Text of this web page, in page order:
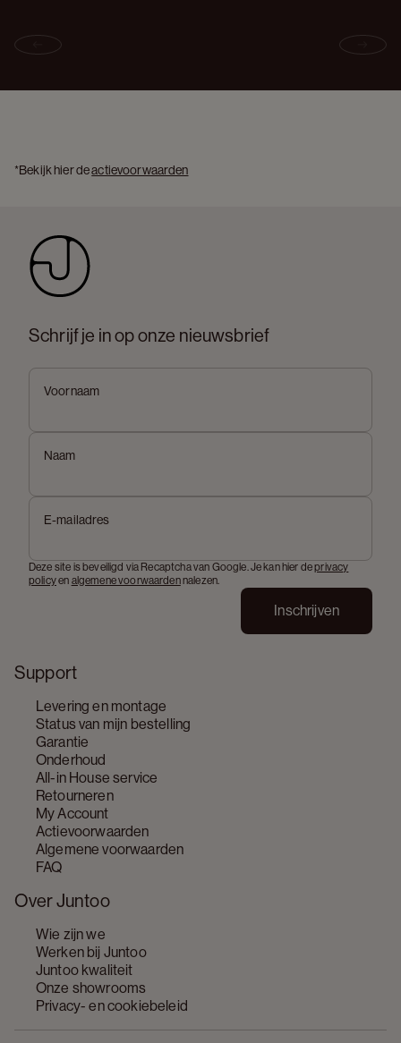
Previous slide Next
*Bekijk hier de actievoorwaarden
Support
Levering en montage
Status van mijn bestelling
Garantie
Onderhoud
All-in House service
Retourneren
My Account
Actievoorwaarden
Algemene voorwaarden
FAQ
Over Juntoo
Wie zijn we
Werken bij Juntoo
Juntoo kwaliteit
Onze showrooms
Privacy- en cookiebeleid
Schrijf je in op onze nieuwsbrief
Voornaam
Naam
E-mailadres
Deze site is beveiligd via Recaptcha van Google. Je kan hier deprivacy
policyen algemene voorwaardennalezen.
Inschrijven